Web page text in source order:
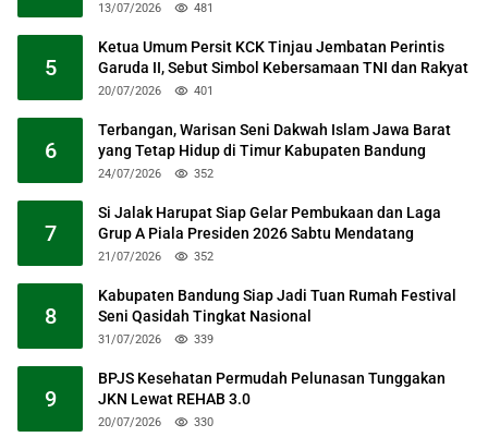
13/07/2026 481
5
Ketua Umum Persit KCK Tinjau Jembatan Perintis
Garuda II, Sebut Simbol Kebersamaan TNI dan Rakyat
20/07/2026 401
6
Terbangan, Warisan Seni Dakwah Islam Jawa Barat
yang Tetap Hidup di Timur Kabupaten Bandung
24/07/2026 352
7
Si Jalak Harupat Siap Gelar Pembukaan dan Laga
Grup A Piala Presiden 2026 Sabtu Mendatang
21/07/2026 352
8
Kabupaten Bandung Siap Jadi Tuan Rumah Festival
Seni Qasidah Tingkat Nasional
31/07/2026 339
9
BPJS Kesehatan Permudah Pelunasan Tunggakan
JKN Lewat REHAB 3.0
20/07/2026 330